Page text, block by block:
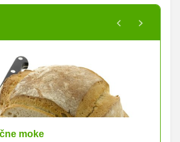
moke